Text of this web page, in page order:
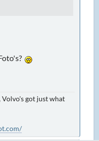
Volvo's got just what